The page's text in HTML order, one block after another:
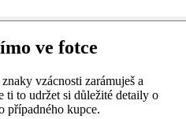
ve fotce
vzácnosti zarámuješ a
ti to udržet si důležité detaily o
případného kupce.